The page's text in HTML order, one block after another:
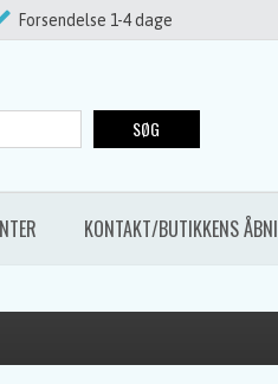
Forsendelse 1-4 dage
KONTAKT/BUTIKKENS
SØG